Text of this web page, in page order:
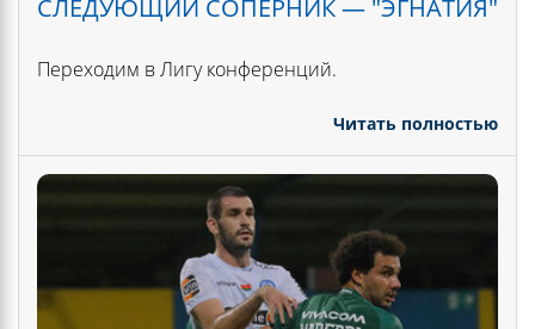
СЛЕДУЮЩИЙ СОПЕРНИК — "ЭГНАТИЯ"
Переходим в Лигу конференций.
Читать полностью